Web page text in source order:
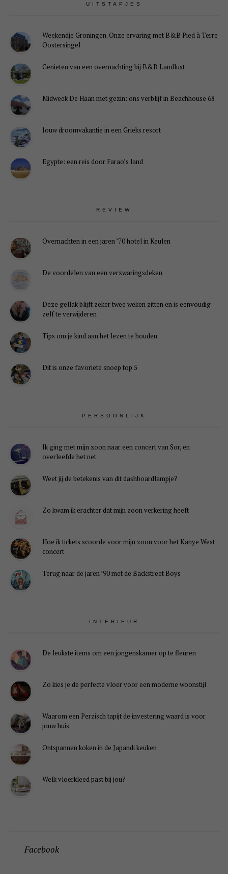
UITSTAPJES
Weekendje Groningen. Onze ervaring met B&B Pied à Terre
Oostersingel
Genieten van een overnachting bij B&B Landlust
Midweek De Haan met gezin: ons verblijf in Beachhouse 68
Jouw droomvakantie in een Grieks resort
Egypte: een reis door Farao’s land
REVIEW
Overnachten in een jaren ’70 hotel in Keulen
De voordelen van een verzwaringsdeken
Deze gellak blijft zeker twee weken zitten en is eenvoudig
zelf te verwijderen
Tips om je kind aan het lezen te houden
Dit is onze favoriete snoep top 5
PERSOONLIJK
Ik ging met mijn zoon naar een concert van Sor, en
overleefde het net
Weet jij de betekenis van dit dashboardlampje?
Zo kwam ik erachter dat mijn zoon verkering heeft
Hoe ik tickets scoorde voor mijn zoon voor het Kanye West
concert
Terug naar de jaren ’90 met de Backstreet Boys
INTERIEUR
De leukste items om een jongenskamer op te fleuren
Zo kies je de perfecte vloer voor een moderne woonstijl
Waarom een Perzisch tapijt de investering waard is voor
jouw huis
Ontspannen koken in de Japandi keuken
Welk vloerkleed past bij jou?
Facebook